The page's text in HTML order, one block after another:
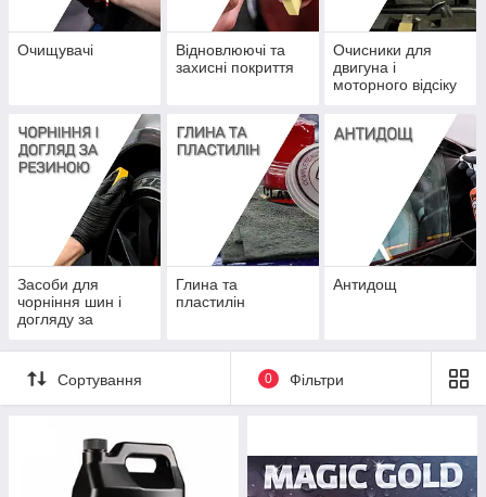
Очищувачі
Відновлюючі та
захисні покриття
Очисники для
двигуна і
моторного відсіку
Засоби для
чорніння шин і
догляду за
Глина та
пластилін
Aнтидощ
Сортування 0 Фільтри